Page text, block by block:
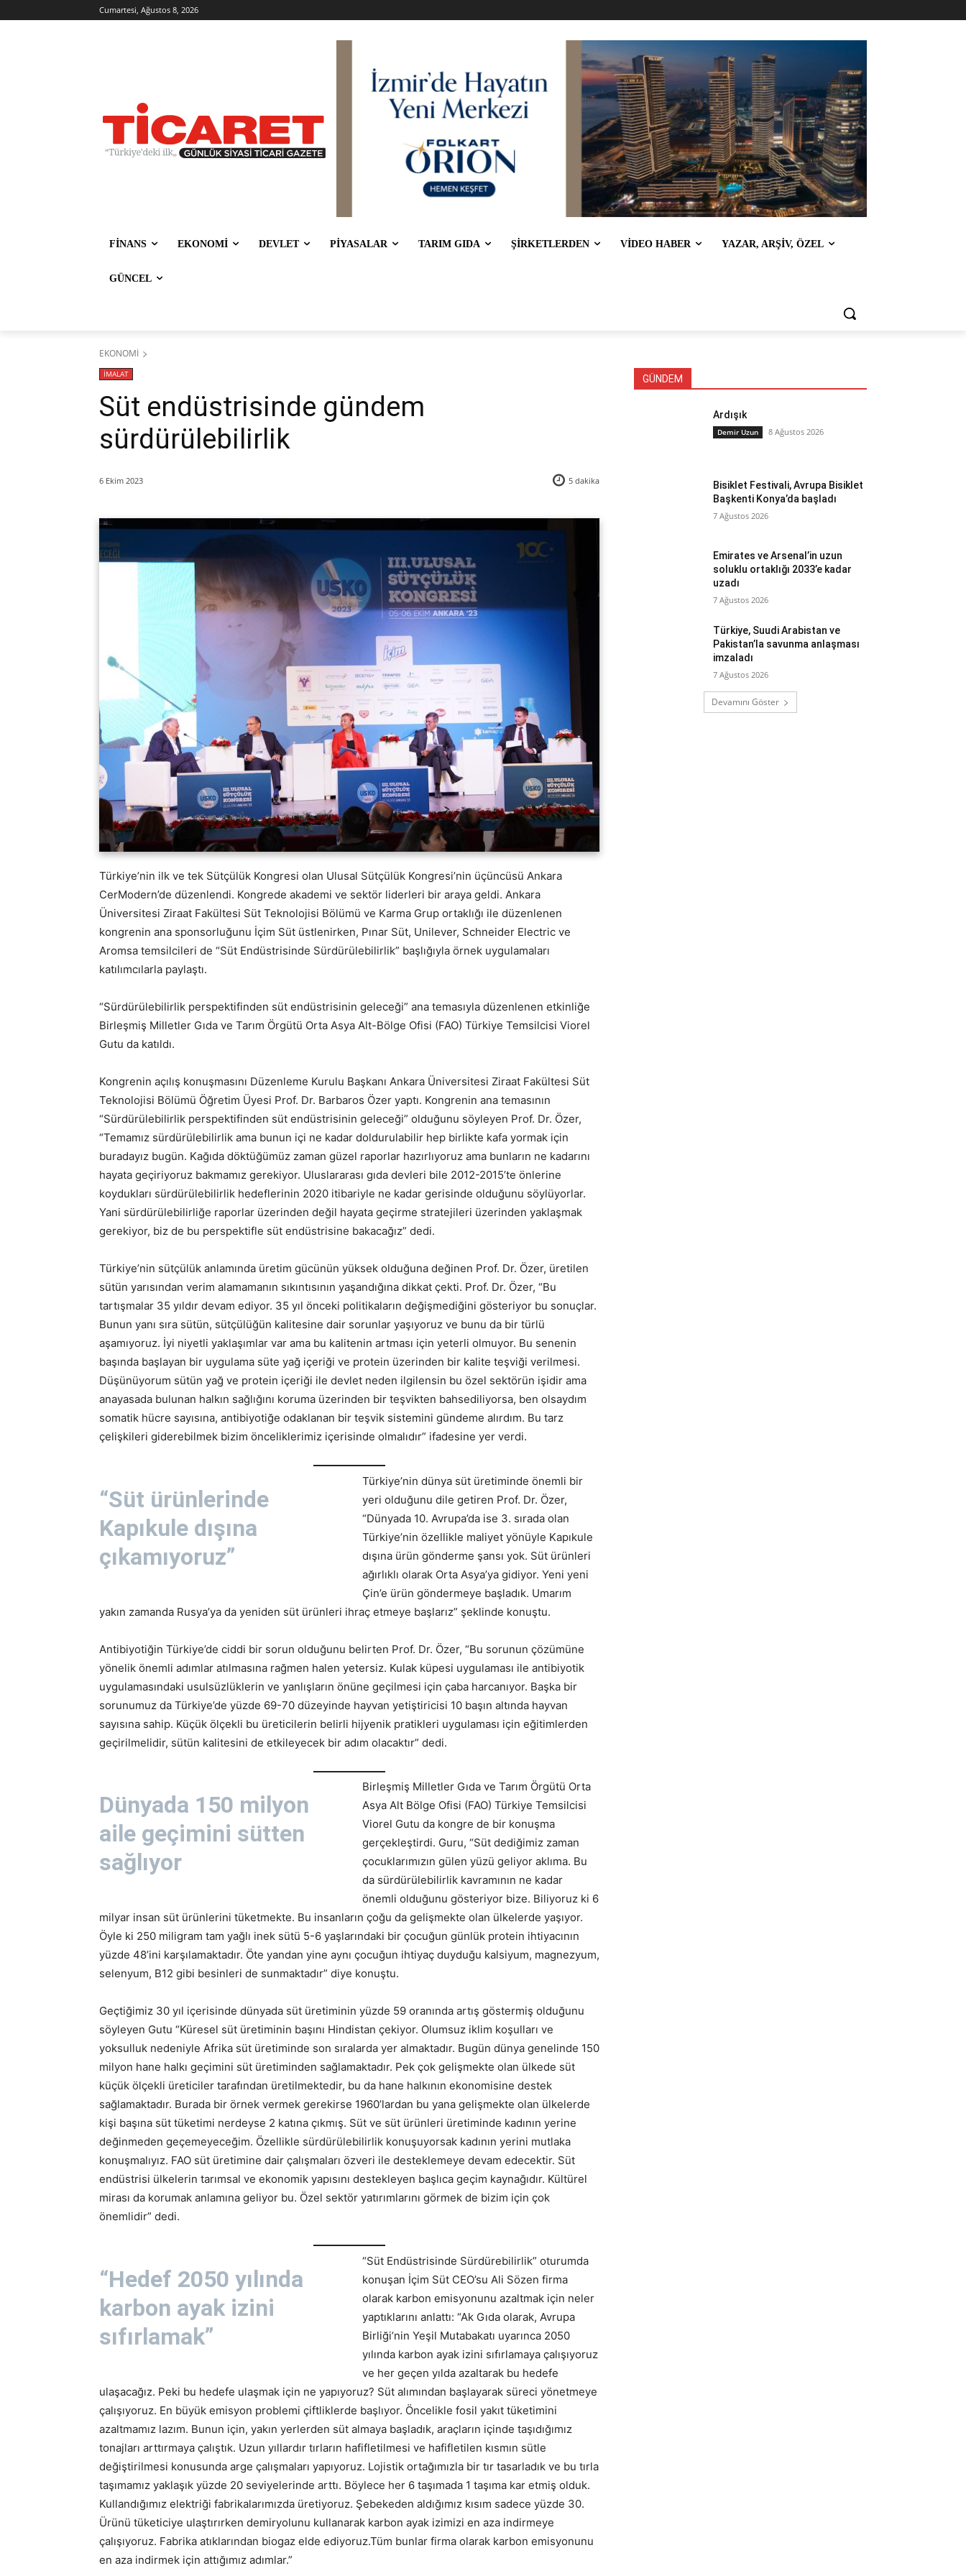
Cumartesi, Ağustos 8, 2026
FİNANS EKONOMİ DEVLET PİYASALAR TARIM GIDA ŞİRKETLERDEN VİDEO HABER YAZAR, ARŞİV, ÖZEL
GÜNCEL
EKONOMİ
İMALAT
Süt endüstrisinde gündem
sürdürülebilirlik
6 Ekim 2023 5 dakika
Türkiye’nin ilk ve tek Sütçülük Kongresi olan Ulusal Sütçülük Kongresi’nin üçüncüsü Ankara
CerModern’de düzenlendi. Kongrede akademi ve sektör liderleri bir araya geldi. Ankara
Üniversitesi Ziraat Fakültesi Süt Teknolojisi Bölümü ve Karma Grup ortaklığı ile düzenlenen
kongrenin ana sponsorluğunu İçim Süt üstlenirken, Pınar Süt, Unilever, Schneider Electric ve
Aromsa temsilcileri de “Süt Endüstrisinde Sürdürülebilirlik” başlığıyla örnek uygulamaları
katılımcılarla paylaştı.
“Sürdürülebilirlik perspektifinden süt endüstrisinin geleceği” ana temasıyla düzenlenen etkinliğe
Birleşmiş Milletler Gıda ve Tarım Örgütü Orta Asya Alt-Bölge Ofisi (FAO) Türkiye Temsilcisi Viorel
Gutu da katıldı.
Kongrenin açılış konuşmasını Düzenleme Kurulu Başkanı Ankara Üniversitesi Ziraat Fakültesi Süt
Teknolojisi Bölümü Öğretim Üyesi Prof. Dr. Barbaros Özer yaptı. Kongrenin ana temasının
“Sürdürülebilirlik perspektifinden süt endüstrisinin geleceği” olduğunu söyleyen Prof. Dr. Özer,
“Temamız sürdürülebilirlik ama bunun içi ne kadar doldurulabilir hep birlikte kafa yormak için
buradayız bugün. Kağıda döktüğümüz zaman güzel raporlar hazırlıyoruz ama bunların ne kadarını
hayata geçiriyoruz bakmamız gerekiyor. Uluslararası gıda devleri bile 2012-2015’te önlerine
koydukları sürdürülebilirlik hedeflerinin 2020 itibariyle ne kadar gerisinde olduğunu söylüyorlar.
Yani sürdürülebilirliğe raporlar üzerinden değil hayata geçirme stratejileri üzerinden yaklaşmak
gerekiyor, biz de bu perspektifle süt endüstrisine bakacağız” dedi.
Türkiye’nin sütçülük anlamında üretim gücünün yüksek olduğuna değinen Prof. Dr. Özer, üretilen
sütün yarısından verim alamamanın sıkıntısının yaşandığına dikkat çekti. Prof. Dr. Özer, “Bu
tartışmalar 35 yıldır devam ediyor. 35 yıl önceki politikaların değişmediğini gösteriyor bu sonuçlar.
Bunun yanı sıra sütün, sütçülüğün kalitesine dair sorunlar yaşıyoruz ve bunu da bir türlü
aşamıyoruz. İyi niyetli yaklaşımlar var ama bu kalitenin artması için yeterli olmuyor. Bu senenin
başında başlayan bir uygulama süte yağ içeriği ve protein üzerinden bir kalite teşviği verilmesi.
Düşünüyorum sütün yağ ve protein içeriği ile devlet neden ilgilensin bu özel sektörün işidir ama
anayasada bulunan halkın sağlığını koruma üzerinden bir teşvikten bahsediliyorsa, ben olsaydım
somatik hücre sayısına, antibiyotiğe odaklanan bir teşvik sistemini gündeme alırdım. Bu tarz
çelişkileri giderebilmek bizim önceliklerimiz içerisinde olmalıdır” ifadesine yer verdi.
“Süt ürünlerinde
Kapıkule dışına
çıkamıyoruz”
Türkiye’nin dünya süt üretiminde önemli bir
yeri olduğunu dile getiren Prof. Dr. Özer,
“Dünyada 10. Avrupa’da ise 3. sırada olan
Türkiye’nin özellikle maliyet yönüyle Kapıkule
dışına ürün gönderme şansı yok. Süt ürünleri
ağırlıklı olarak Orta Asya’ya gidiyor. Yeni yeni
Çin’e ürün göndermeye başladık. Umarım
yakın zamanda Rusya’ya da yeniden süt ürünleri ihraç etmeye başlarız” şeklinde konuştu.
Antibiyotiğin Türkiye’de ciddi bir sorun olduğunu belirten Prof. Dr. Özer, “Bu sorunun çözümüne
yönelik önemli adımlar atılmasına rağmen halen yetersiz. Kulak küpesi uygulaması ile antibiyotik
uygulamasındaki usulsüzlüklerin ve yanlışların önüne geçilmesi için çaba harcanıyor. Başka bir
sorunumuz da Türkiye’de yüzde 69-70 düzeyinde hayvan yetiştiricisi 10 başın altında hayvan
sayısına sahip. Küçük ölçekli bu üreticilerin belirli hijyenik pratikleri uygulaması için eğitimlerden
geçirilmelidir, sütün kalitesini de etkileyecek bir adım olacaktır” dedi.
Dünyada 150 milyon
aile geçimini sütten
sağlıyor
Birleşmiş Milletler Gıda ve Tarım Örgütü Orta
Asya Alt Bölge Ofisi (FAO) Türkiye Temsilcisi
Viorel Gutu da kongre de bir konuşma
gerçekleştirdi. Guru, “Süt dediğimiz zaman
çocuklarımızın gülen yüzü geliyor aklıma. Bu
da sürdürülebilirlik kavramının ne kadar
önemli olduğunu gösteriyor bize. Biliyoruz ki 6
milyar insan süt ürünlerini tüketmekte. Bu insanların çoğu da gelişmekte olan ülkelerde yaşıyor.
Öyle ki 250 miligram tam yağlı inek sütü 5-6 yaşlarındaki bir çocuğun günlük protein ihtiyacının
yüzde 48’ini karşılamaktadır. Öte yandan yine aynı çocuğun ihtiyaç duyduğu kalsiyum, magnezyum,
selenyum, B12 gibi besinleri de sunmaktadır” diye konuştu.
Geçtiğimiz 30 yıl içerisinde dünyada süt üretiminin yüzde 59 oranında artış göstermiş olduğunu
söyleyen Gutu “Küresel süt üretiminin başını Hindistan çekiyor. Olumsuz iklim koşulları ve
yoksulluk nedeniyle Afrika süt üretiminde son sıralarda yer almaktadır. Bugün dünya genelinde 150
milyon hane halkı geçimini süt üretiminden sağlamaktadır. Pek çok gelişmekte olan ülkede süt
küçük ölçekli üreticiler tarafından üretilmektedir, bu da hane halkının ekonomisine destek
sağlamaktadır. Burada bir örnek vermek gerekirse 1960’lardan bu yana gelişmekte olan ülkelerde
kişi başına süt tüketimi nerdeyse 2 katına çıkmış. Süt ve süt ürünleri üretiminde kadının yerine
değinmeden geçemeyeceğim. Özellikle sürdürülebilirlik konuşuyorsak kadının yerini mutlaka
konuşmalıyız. FAO süt üretimine dair çalışmaları özveri ile desteklemeye devam edecektir. Süt
endüstrisi ülkelerin tarımsal ve ekonomik yapısını destekleyen başlıca geçim kaynağıdır. Kültürel
mirası da korumak anlamına geliyor bu. Özel sektör yatırımlarını görmek de bizim için çok
önemlidir” dedi.
“Hedef 2050 yılında
karbon ayak izini
sıfırlamak”
“Süt Endüstrisinde Sürdürebilirlik” oturumda
konuşan İçim Süt CEO’su Ali Sözen firma
olarak karbon emisyonunu azaltmak için neler
yaptıklarını anlattı: “Ak Gıda olarak, Avrupa
Birliği’nin Yeşil Mutabakatı uyarınca 2050
yılında karbon ayak izini sıfırlamaya çalışıyoruz
ve her geçen yılda azaltarak bu hedefe
ulaşacağız. Peki bu hedefe ulaşmak için ne yapıyoruz? Süt alımından başlayarak süreci yönetmeye
çalışıyoruz. En büyük emisyon problemi çiftliklerde başlıyor. Öncelikle fosil yakıt tüketimini
azaltmamız lazım. Bunun için, yakın yerlerden süt almaya başladık, araçların içinde taşıdığımız
tonajları arttırmaya çalıştık. Uzun yıllardır tırların hafifletilmesi ve hafifletilen kısmın sütle
değiştirilmesi konusunda arge çalışmaları yapıyoruz. Lojistik ortağımızla bir tır tasarladık ve bu tırla
taşımamız yaklaşık yüzde 20 seviyelerinde arttı. Böylece her 6 taşımada 1 taşıma kar etmiş olduk.
Kullandığımız elektriği fabrikalarımızda üretiyoruz. Şebekeden aldığımız kısım sadece yüzde 30.
Ürünü tüketiciye ulaştırırken demiryolunu kullanarak karbon ayak izimizi en aza indirmeye
çalışıyoruz. Fabrika atıklarından biogaz elde ediyoruz.Tüm bunlar firma olarak karbon emisyonunu
en aza indirmek için attığımız adımlar.”
GÜNDEM
Ardışık
Demir Uzun 8 Ağustos 2026
Bisiklet Festivali, Avrupa Bisiklet
Başkenti Konya’da başladı
7 Ağustos 2026
Emirates ve Arsenal’in uzun
soluklu ortaklığı 2033’e kadar
uzadı
7 Ağustos 2026
Türkiye, Suudi Arabistan ve
Pakistan’la savunma anlaşması
imzaladı
7 Ağustos 2026
Devamını Göster